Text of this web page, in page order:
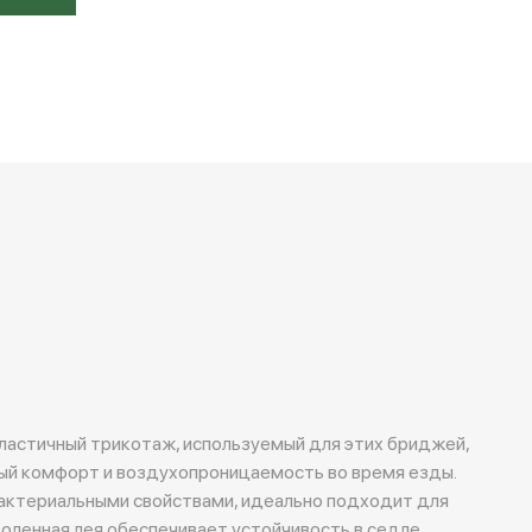
трикотаж, используемый для этих бриджей,
комфорт и воздухопроницаемость во время езды.
свойствами, идеально подходит для